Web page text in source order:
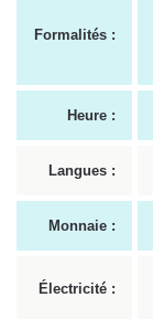
Formalités :
Heure :
Langues :
Monnaie :
Électricité :